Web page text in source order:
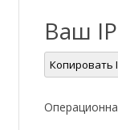
Ваш
Копировать